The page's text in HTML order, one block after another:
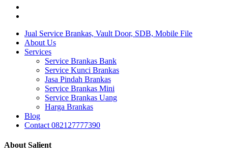
Close
Menu
Jual Service Brankas, Vault Door, SDB, Mobile File
About Us
Services
Service Brankas Bank
Service Kunci Brankas
Jasa Pindah Brankas
Service Brankas Mini
Service Brankas Uang
Harga Brankas
Blog
Contact 082127777390
About Salient